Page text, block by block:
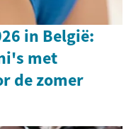
in België:
met
de zomer